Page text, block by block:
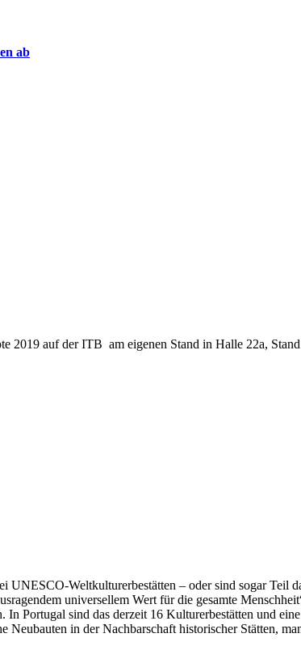
ab
2019 auf der ITB am eigenen Stand in Halle 22a,
UNESCO-Weltkulturerbestätten – oder sind sogar Teil
universellem Wert für die gesamte
Portugal sind das derzeit 16 Kulturerbestätten und
Neubauten in der Nachbarschaft historischer Stätten,